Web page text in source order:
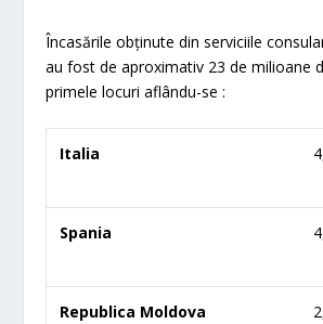
Încasările obținute din serviciile
au fost de aproximativ 23 de milioane
primele locuri aflându-se :
Italia
Spania
Republica Moldova